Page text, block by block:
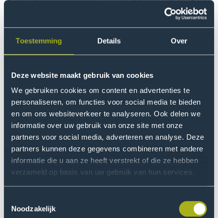
Toestemming Details Over
Deze website maakt gebruik van cookies
We gebruiken cookies om content en advertenties te
personaliseren, om functies voor social media te bieden
en om ons websiteverkeer te analyseren. Ook delen we
informatie over uw gebruik van onze site met onze
partners voor social media, adverteren en analyse. Deze
partners kunnen deze gegevens combineren met andere
informatie die u aan ze heeft verstrekt of die ze hebben
verzameld op basis van uw gebruik van hun services.
Noodzakelijk
technologie om kleuren te mengen of op de steen aan
te brengen. Eeuwenlang hebben we de technologieën
kunnen begrijpen. Nu zien we steeds meer
technologieën die we níet begrijpen. Denk aan AI. We
er steeds meer aspecten van ons leven aan. Als je
beseft hoe belangrijk technologie in ons leven is, hoe
leef je daar dan goed mee? Hoe kunnen we de
technologieën duiden waarmee we leven? Welk
wereldbeeld zit erachter?”
Nu zien we steeds meer
technologieën die we níet
begrijpen